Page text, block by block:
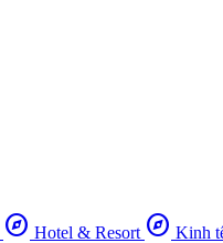
explore Hotel & Resort explore Kinh